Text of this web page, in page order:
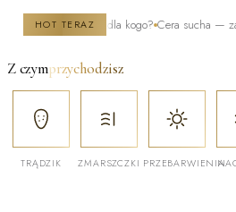
HOT TERAZ
działa i dla kogo? Cera sucha — zabiegi i
Z czymprzychodzisz
TRĄDZIK ZMARSZCZKI PRZEBARWIENIA